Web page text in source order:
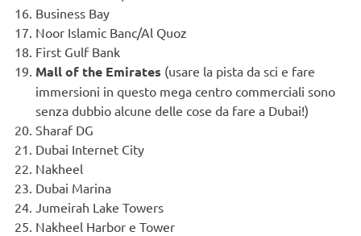
Business Bay
Noor Islamic Banc/Al Quoz
First Gulf Bank
Mall of the Emirates (usare la pista da sci e fare
immersioni in questo mega centro commerciali sono
senza dubbio alcune delle cose da fare a Dubai!)
Sharaf DG
Dubai Internet City
Nakheel
Dubai Marina
Jumeirah Lake Towers
Nakheel Harbor e Tower